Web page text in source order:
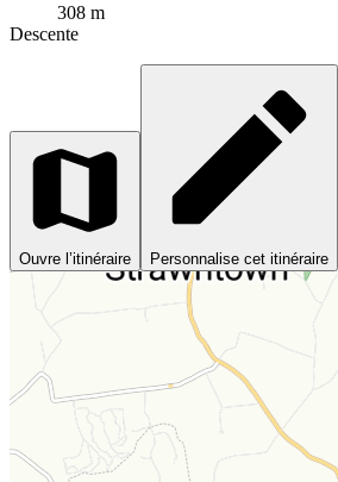
308 m
Descente
Ouvre l’itinéraire Personnalise cet itinéraire